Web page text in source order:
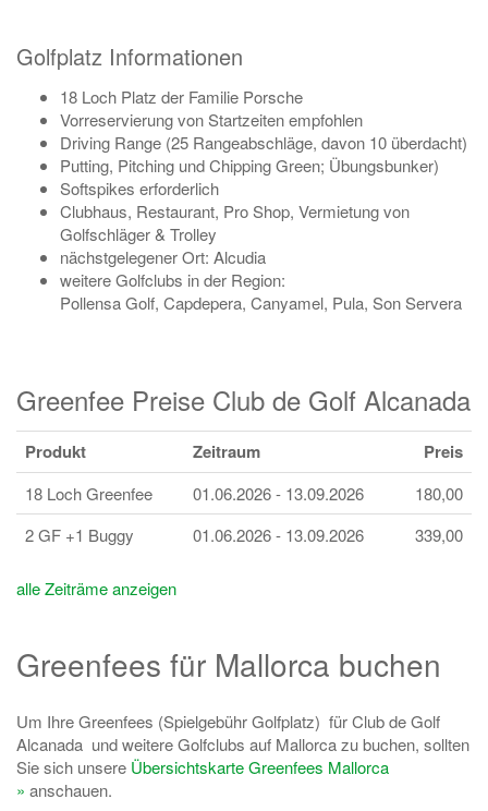
Golfplatz Informationen
18 Loch Platz der Familie Porsche
Vorreservierung von Startzeiten empfohlen
Driving Range (25 Rangeabschläge, davon 10 überdacht)
Putting, Pitching und Chipping Green; Übungsbunker)
Softspikes erforderlich
Clubhaus, Restaurant, Pro Shop, Vermietung von
Golfschläger & Trolley
nächstgelegener Ort: Alcudia
weitere Golfclubs in der Region:
Pollensa Golf, Capdepera, Canyamel, Pula, Son Servera
Greenfee Preise Club de Golf Alcanada
Produkt Zeitraum Preis
18 Loch Greenfee 01.06.2026 - 13.09.2026
180,00
2 GF +1 Buggy
01.06.2026 - 13.09.2026 339,00
alle Zeiträme anzeigen
Greenfees für Mallorca buchen
Um Ihre Greenfees (Spielgebühr Golfplatz) für Club de Golf
Alcanada und weitere Golfclubs auf Mallorca zu buchen, sollten
Sie sich unsere Übersichtskarte Greenfees Mallorca
» anschauen.